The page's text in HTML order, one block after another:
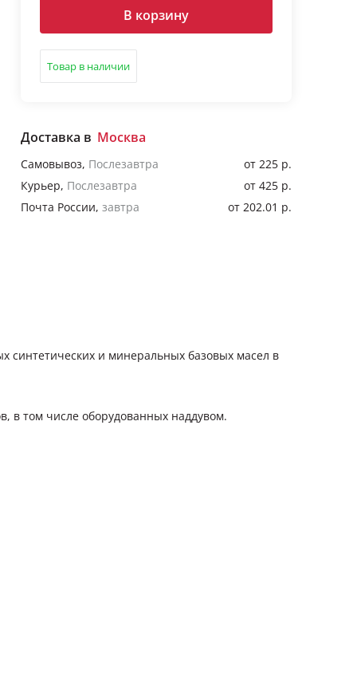
В корзину
Товар в наличии
Доставка в Москва
Самовывоз, Послезавтра
от 225 р.
Курьер, Послезавтра
от 425 р.
Почта России, завтра от 202.01 р.
синтетических и минеральных базовых масел в
в том числе оборудованных наддувом.